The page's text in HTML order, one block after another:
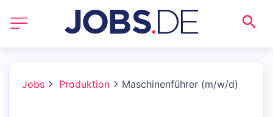
Jobs Produktion Maschinenführer (m/w/d)